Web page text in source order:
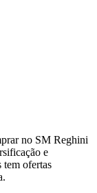
no SM Reghini
e
tem ofertas